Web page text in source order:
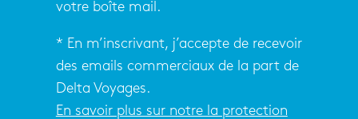
votre boîte mail.
* En m’inscrivant, j’accepte de recevoir
des emails commerciaux de la part de
Delta Voyages.
En savoir plus sur notre la protection